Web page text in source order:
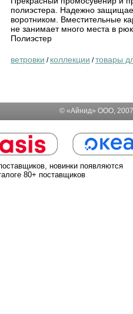
полиэстера. Надежно
воротником. Вместительные
не занимает много места в
Полиэстер
ветровки / коллекции /товары
© «Айнид» ООО,
новинки появляются
80+ поставщиков